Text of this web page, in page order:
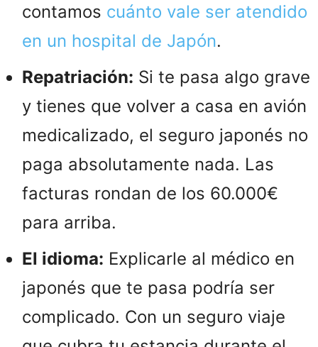
contamos cuánto vale ser atendido
en un hospital de Japón.
Repatriación: Si te pasa algo grave
y tienes que volver a casa en avión
medicalizado, el seguro japonés no
paga absolutamente nada. Las
facturas rondan de los 60.000€
para arriba.
El idioma: Explicarle al médico en
japonés que te pasa podría ser
complicado. Con un seguro viaje